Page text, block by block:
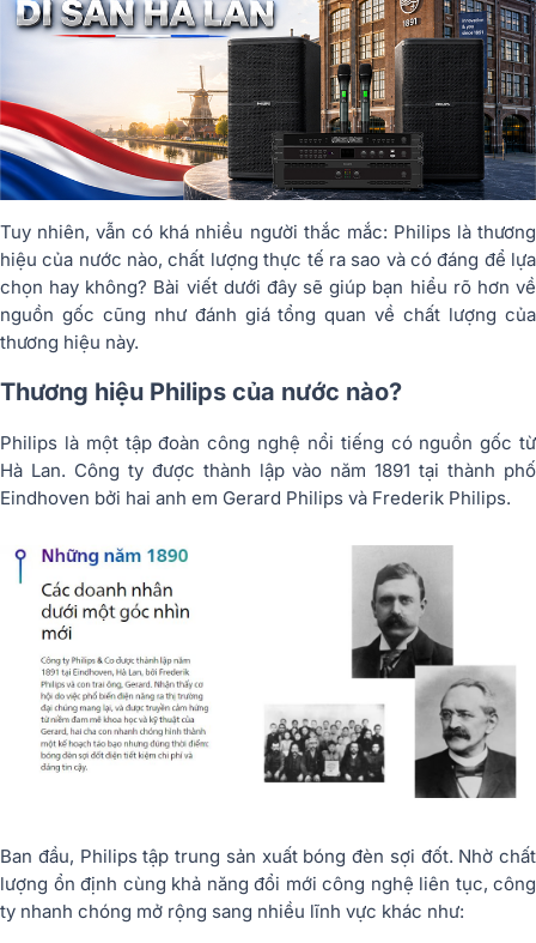
Tuy nhiên, vẫn có khá nhiều người thắc mắc: Philips là thương
hiệu của nước nào, chất lượng thực tế ra sao và có đáng để lựa
chọn hay không? Bài viết dưới đây sẽ giúp bạn hiểu rõ hơn về
nguồn gốc cũng như đánh giá tổng quan về chất lượng của
thương hiệu này.
Thương hiệu Philips của nước nào?
Philips là một tập đoàn công nghệ nổi tiếng có nguồn gốc từ
Hà Lan. Công ty được thành lập vào năm 1891 tại thành phố
Eindhoven bởi hai anh em Gerard Philips và Frederik Philips.
Ban đầu, Philips tập trung sản xuất bóng đèn sợi đốt. Nhờ chất
lượng ổn định cùng khả năng đổi mới công nghệ liên tục, công
ty nhanh chóng mở rộng sang nhiều lĩnh vực khác như: